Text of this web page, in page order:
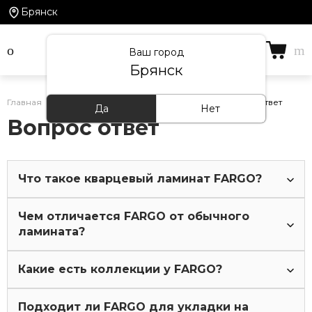
Брянск
Ваш город
Брянск
Да Нет
Главная Информация Вопрос-ответ Вопрос ответ
Вопрос ответ
Что такое кварцевый ламинат FARGO?
Это современное напольное покрытие нового
поколения на основе SPC-плит, объединяющее
водостойкость, устойчивость к истиранию и
температурным перепадам.
Чем отличается FARGO от обычного
ламината?
Обычный ламинат боится воды, царапин и перепадов
Какие есть коллекции у FARGO?
FARGO Stone— под натуральный камень
Подходит ли FARGO для укладки на